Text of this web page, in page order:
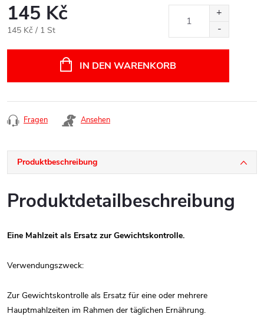
145 Kč
Verkaufspreis:
145 Kč / 1 St
IN DEN WARENKORB
Fragen Ansehen
Produktbeschreibung
Produktdetailbeschreibung
Eine Mahlzeit als Ersatz zur Gewichtskontrolle.
Verwendungszweck:
Zur Gewichtskontrolle als Ersatz für eine oder mehrere
Hauptmahlzeiten im Rahmen der täglichen Ernährung.